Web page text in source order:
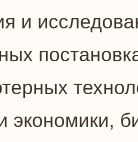
и
экономики,